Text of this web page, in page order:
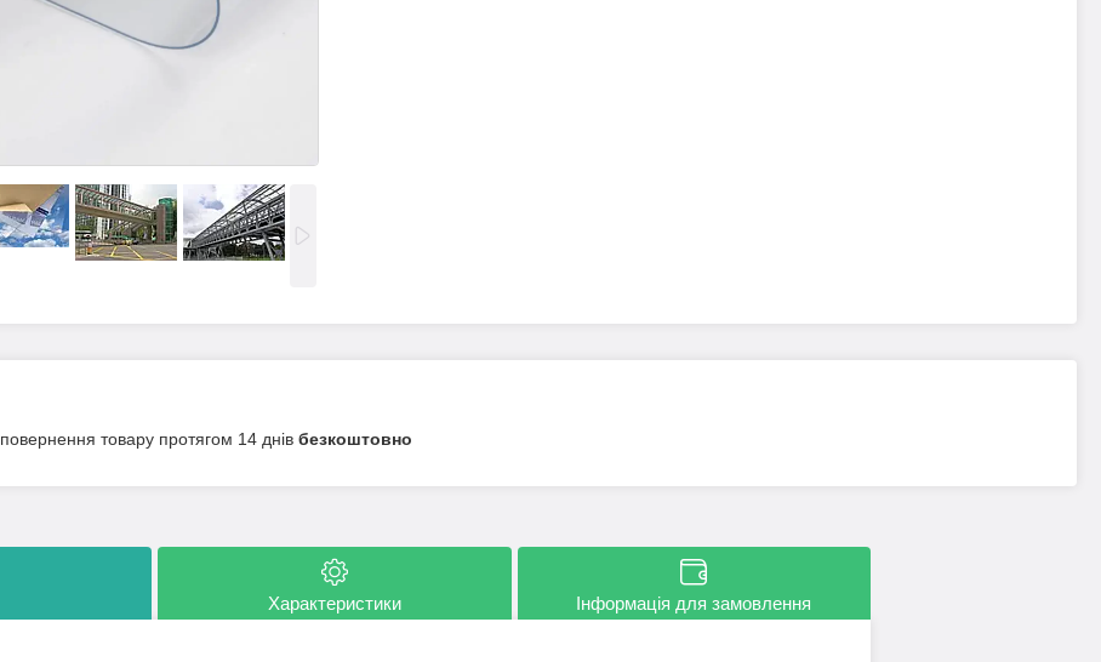
повернення товару протягом 14 днів безкоштовно
Характеристики Інформація для замовлення